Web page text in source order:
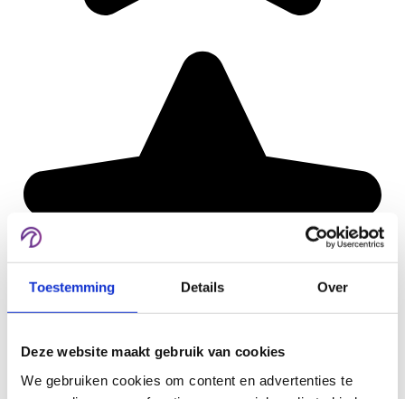
Toestemming Details Over
Deze website maakt gebruik van cookies
We gebruiken cookies om content en advertenties te